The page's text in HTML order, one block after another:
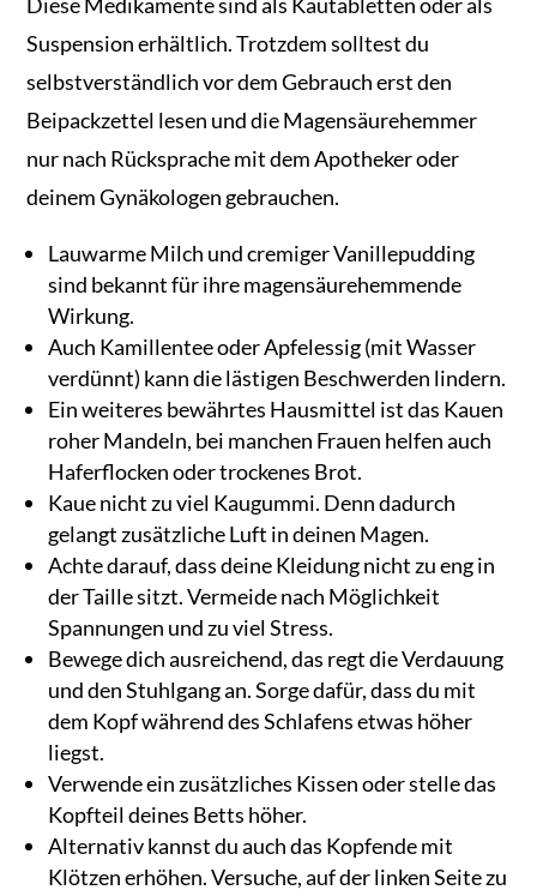
Suspension erhältlich. Trotzdem solltest du
selbstverständlich vor dem Gebrauch erst den
Beipackzettel lesen und die Magensäurehemmer
nur nach Rücksprache mit dem Apotheker oder
deinem Gynäkologen gebrauchen.
Lauwarme Milch und cremiger Vanillepudding
sind bekannt für ihre magensäurehemmende
Wirkung.
Auch Kamillentee oder Apfelessig (mit Wasser
verdünnt) kann die lästigen Beschwerden lindern.
Ein weiteres bewährtes Hausmittel ist das Kauen
roher Mandeln, bei manchen Frauen helfen auch
Haferflocken oder trockenes Brot.
Kaue nicht zu viel Kaugummi. Denn dadurch
gelangt zusätzliche Luft in deinen Magen.
Achte darauf, dass deine Kleidung nicht zu eng in
der Taille sitzt. Vermeide nach Möglichkeit
Spannungen und zu viel Stress.
Bewege dich ausreichend, das regt die Verdauung
und den Stuhlgang an. Sorge dafür, dass du mit
dem Kopf während des Schlafens etwas höher
liegst.
Verwende ein zusätzliches Kissen oder stelle das
Kopfteil deines Betts höher.
Alternativ kannst du auch das Kopfende mit
Klötzen erhöhen. Versuche, auf der linken Seite zu